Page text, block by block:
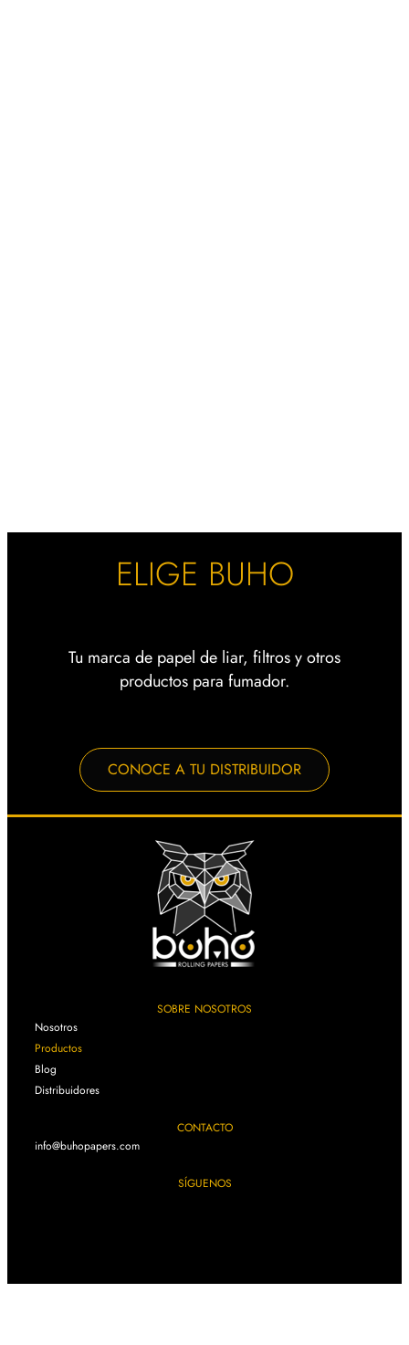
ELIGE BUHO
Tu marca de papel de liar, filtros y otros
productos para fumador.
CONOCE A TU DISTRIBUIDOR
SOBRE NOSOTROS
Nosotros
Productos
Blog
Distribuidores
CONTACTO
info@buhopapers.com
SÍGUENOS